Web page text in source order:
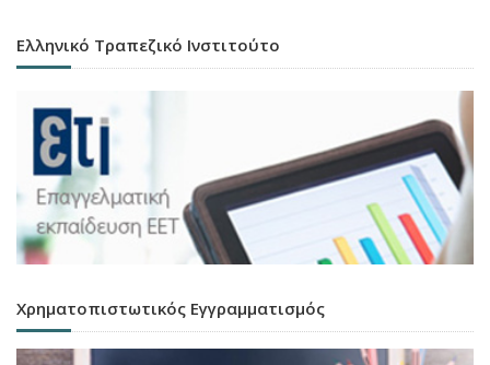
Ελληνικό Τραπεζικό Ινστιτούτο
Χρηματοπιστωτικός Εγγραμματισμός